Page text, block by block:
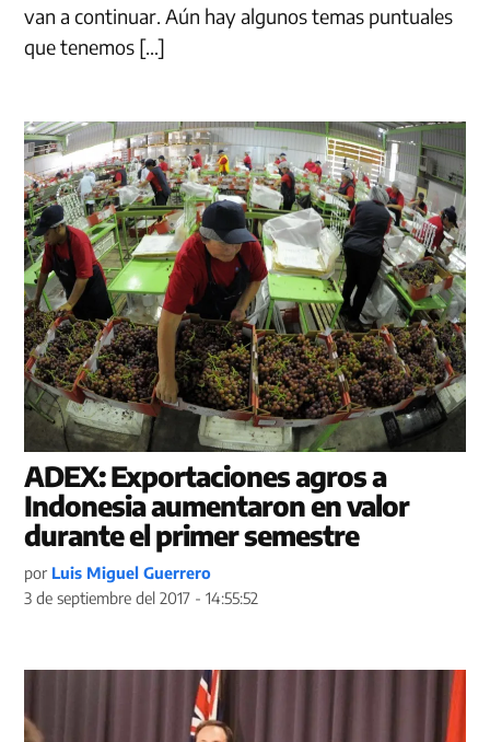
van a continuar. Aún hay algunos temas puntuales
que tenemos […]
ADEX: Exportaciones agros a
Indonesia aumentaron en valor
durante el primer semestre
por Luis Miguel Guerrero
3 de septiembre del 2017 - 14:55:52